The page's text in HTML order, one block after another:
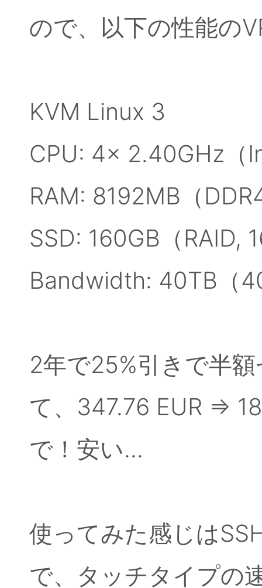
ので、以下の性能の
KVM Linux 3
CPU: 4x 2.40GHz（
RAM: 8192MB（
SSD: 160GB（RAID,
Bandwidth: 40TB（
2年で25%引きで半
て、347.76 EUR =>
で！安い...
使ってみた感じは
で、タッチタイプの